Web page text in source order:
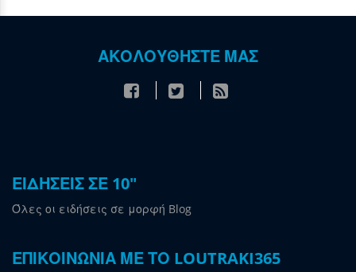
ΑΚΟΛΟΥΘΗΣΤΕ ΜΑΣ
ΕΙΔΗΣΕΙΣ ΣΕ 10"
Όλες οι ειδήσεις σε μορφή Blog
ΕΠΙΚΟΙΝΩΝΙΑ ΜΕ ΤΟ LOUTRAKI365